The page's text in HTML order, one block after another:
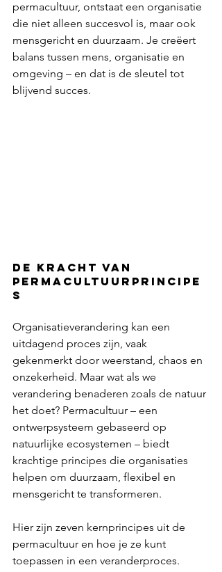
permacultuur, ontstaat een organisatie
die niet alleen succesvol is, maar ook
mensgericht en duurzaam. Je creëert
balans tussen mens, organisatie en
omgeving – en dat is de sleutel tot
blijvend succes.
De Kracht van
Permacultuurprincipe
s
Organisatieverandering kan een
uitdagend proces zijn, vaak
gekenmerkt door weerstand, chaos en
onzekerheid. Maar wat als we
verandering benaderen zoals de natuur
het doet? Permacultuur – een
ontwerpsysteem gebaseerd op
natuurlijke ecosystemen – biedt
krachtige principes die organisaties
helpen om duurzaam, flexibel en
mensgericht te transformeren.
Hier zijn zeven kernprincipes uit de
permacultuur en hoe je ze kunt
toepassen in een veranderproces.